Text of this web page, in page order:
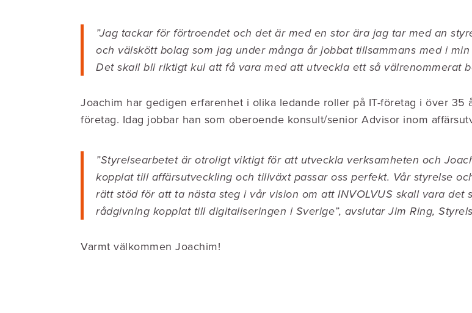
”Jag tackar för förtroendet och det är med en stor ära jag tar med an
och välskött bolag som jag under många år jobbat tillsammans med i
Det skall bli riktigt kul att få vara med att utveckla ett så välrenommerat
Joachim har gedigen erfarenhet i olika ledande roller på IT-företag i över 35
företag. Idag jobbar han som oberoende konsult/senior Advisor inom
”Styrelsearbetet är otroligt viktigt för att utveckla verksamheten och
kopplat till affärsutveckling och tillväxt passar oss perfekt. Vår styrelse
rätt stöd för att ta nästa steg i vår vision om att INVOLVUS skall vara
rådgivning kopplat till digitaliseringen i Sverige”, avslutar Jim Ring,
Varmt välkommen Joachim!